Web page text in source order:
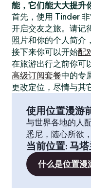
能，它们能大大提升
首先，使用 Tinder
开启交友之旅。请记
照片和你的个人简介
接下来你可以开始配
在旅游出行之前你可
高级订阅套餐中的专
更改定位，尽情与其
使用位置漫游
与世界各地的人
悉尼，随心所欲
当前位置: 马
什么是位置漫